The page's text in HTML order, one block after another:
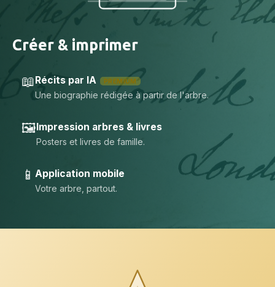
Créer & imprimer
📖Récits par IA PREMIUM
Une biographie rédigée à partir de l'arbre.
🖼️Impression arbres & livres
Posters et livres de famille.
📱 Application mobile
Votre arbre, partout.